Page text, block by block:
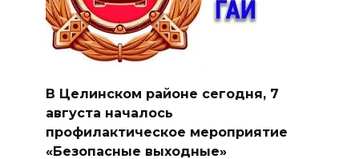
В Целинском районе сегодня, 7
августа началось
профилактическое мероприятие
«Безопасные выходные»